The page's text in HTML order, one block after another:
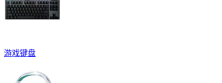
游戏键盘